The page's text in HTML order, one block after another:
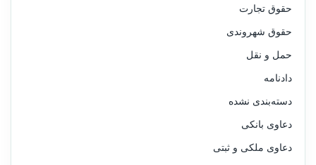
حقوق تجارت
حقوق شهروندی
حمل و نقل
دادنامه
دسته‌بندی نشده
دعاوی بانکی
دعاوی ملکی و ثبتی